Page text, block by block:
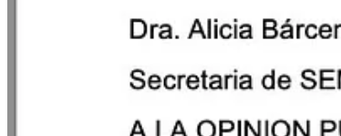
Discusión sobre este post
Restacks